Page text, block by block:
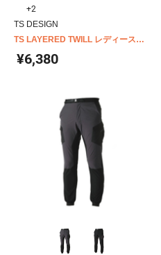
+2
TS DESIGN
TS LAYERED TWILL レディースカ
ーゴパンツ 53141
¥6,380